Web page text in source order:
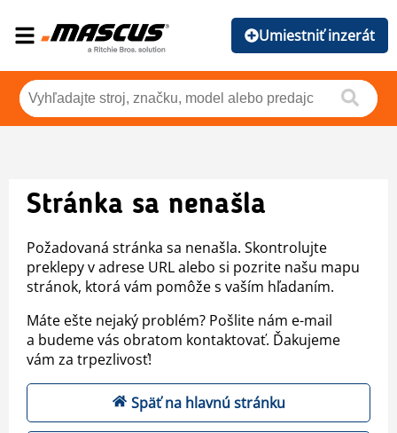
Umiestniť inzerát
Stránka sa nenašla
Požadovaná stránka sa nenašla. Skontrolujte
preklepy v adrese URL alebo si pozrite našu mapu
stránok, ktorá vám pomôže s vaším hľadaním.
Máte ešte nejaký problém? Pošlite nám e-mail
a budeme vás obratom kontaktovať. Ďakujeme
vám za trpezlivosť!
Späť na hlavnú stránku